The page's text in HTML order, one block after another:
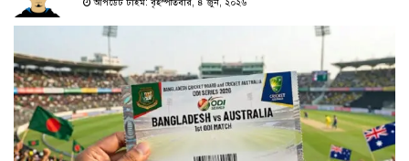
আপডেট টাইম: বৃহস্পতিবার, ৪ জুন, ২০২৬